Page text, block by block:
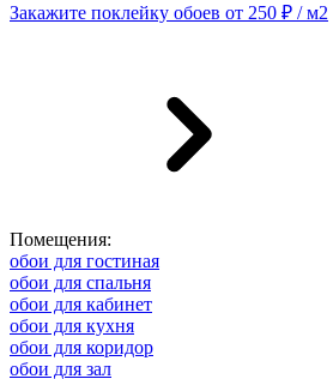
Закажите поклейку обоев от 250 ₽ / м2
Помещения:
обои для гостиная
обои для спальня
обои для кабинет
обои для кухня
обои для коридор
обои для зал